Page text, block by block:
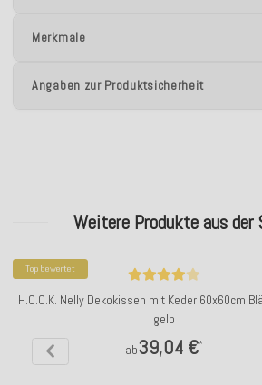
Merkmale
Angaben zur Produktsicherheit
Weitere Produkte aus der
Top bewertet
H.O.C.K. Nelly Dekokissen mit Keder 60x60cm
gelb
ab39,04 €*